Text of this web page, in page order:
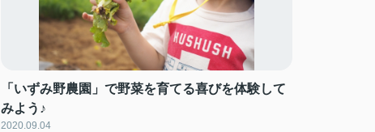
「いずみ野農園」で野菜を育てる喜びを体験して
みよう♪
2020.09.04